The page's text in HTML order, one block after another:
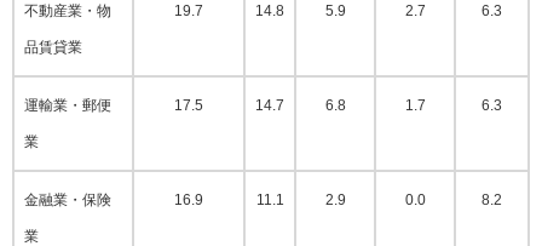
不動産業・物
品賃貸業
19.7 14.8 5.9 2.7 6.3
運輸業・郵便
業
17.5 14.7 6.8 1.7 6.3
金融業・保険
業
16.9 11.1 2.9 0.0 8.2